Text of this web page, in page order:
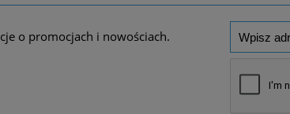
o promocjach i nowościach.